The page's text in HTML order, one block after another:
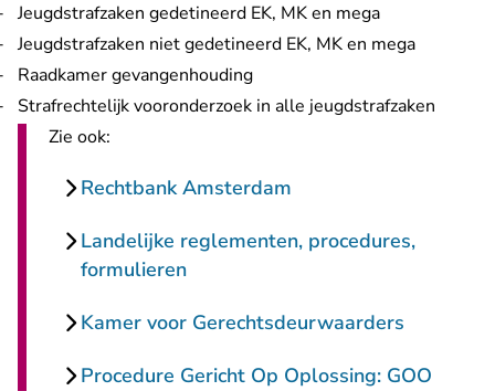
Jeugdstrafzaken gedetineerd EK, MK en mega
Jeugdstrafzaken niet gedetineerd EK, MK en mega
Raadkamer gevangenhouding
Strafrechtelijk vooronderzoek in alle jeugdstrafzaken
Zie ook:
Rechtbank Amsterdam
Landelijke reglementen, procedures,
formulieren
Kamer voor Gerechtsdeurwaarders
Procedure Gericht Op Oplossing: GOO